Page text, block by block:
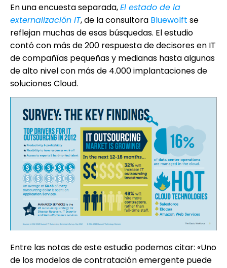
En una encuesta separada,El estado de la
externalización IT, de la consultora Bluewolft se
reflejan muchas de esas búsquedas. El estudio
contó con más de 200 respuesta de decisores en IT
de compañías pequeñas y medianas hasta algunas
de alto nivel con más de 4.000 implantaciones de
soluciones Cloud.
Entre las notas de este estudio podemos citar: «Uno
de los modelos de contratación emergente puede